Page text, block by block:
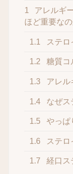
1
アレルギ
ほど重要な
1.1 ステロ
1.2 糖質コ
1.3 アレル
1.4 なぜス
1.5 やっぱ
1.6 ステロ
1.7 経口ス